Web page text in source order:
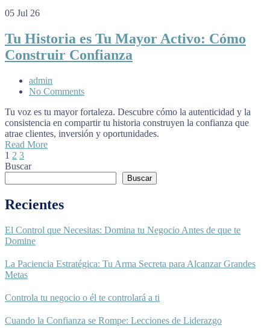
05 Jul 26
Tu Historia es Tu Mayor Activo: Cómo
Construir Confianza
admin
No Comments
Tu voz es tu mayor fortaleza. Descubre cómo la autenticidad y la
consistencia en compartir tu historia construyen la confianza que
atrae clientes, inversión y oportunidades.
Read More
1 2 3
Buscar
Buscar
Recientes
El Control que Necesitas: Domina tu Negocio Antes de que te
Domine
La Paciencia Estratégica: Tu Arma Secreta para Alcanzar Grandes
Metas
Controla tu negocio o él te controlará a ti
Cuando la Confianza se Rompe: Lecciones de Liderazgo